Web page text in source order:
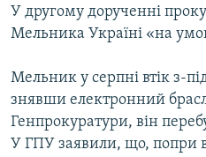
У другому дорученні
Мельника Україні «на
Мельник у серпні втік з-
знявши електронний
Генпрокуратури, він
У ГПУ заявили, що, попри